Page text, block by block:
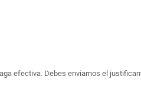
efectiva. Debes enviarnos el